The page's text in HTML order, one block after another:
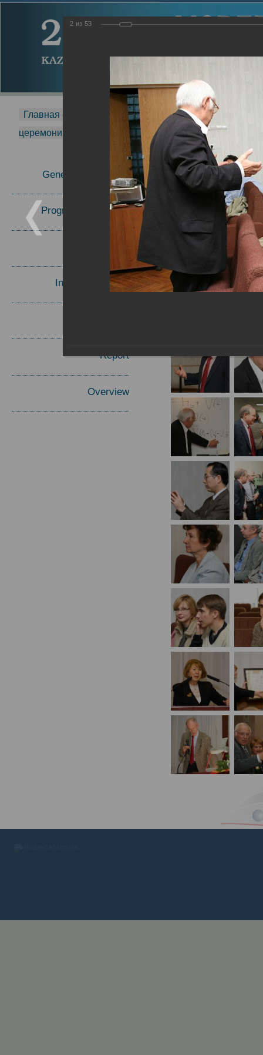
Главная страница MDMR 2014 - Международная
церемонии вручения премии Zavoisky Award -
General Information
Program Committee
Invited Speakers
Report
Overview
Report
2006 г.
2 из 53